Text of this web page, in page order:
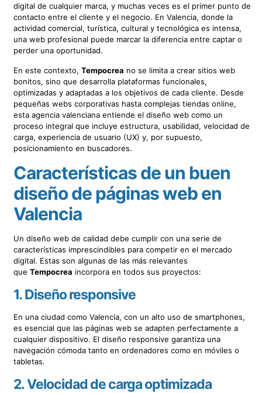
digital de cualquier marca, y muchas veces es el primer punto de
contacto entre el cliente y el negocio. En Valencia, donde la
actividad comercial, turística, cultural y tecnológica es intensa,
una web profesional puede marcar la diferencia entre captar o
perder una oportunidad.
En este contexto,Tempocrea no se limita a crear sitios web
bonitos, sino que desarrolla plataformas funcionales,
optimizadas y adaptadas a los objetivos de cada cliente. Desde
pequeñas webs corporativas hasta complejas tiendas online,
esta agencia valenciana entiende el diseño web como un
proceso integral que incluye estructura, usabilidad, velocidad de
carga, experiencia de usuario (UX) y, por supuesto,
posicionamiento en buscadores.
Características de un buen
diseño de páginas web en
Valencia
Un diseño web de calidad debe cumplir con una serie de
características imprescindibles para competir en el mercado
digital. Estas son algunas de las más relevantes
queTempocrea incorpora en todos sus proyectos:
1.Diseño responsive
En una ciudad como Valencia, con un alto uso de smartphones,
es esencial que las páginas web se adapten perfectamente a
cualquier dispositivo. El diseño responsive garantiza una
navegación cómoda tanto en ordenadores como en móviles o
tabletas.
2.Velocidad de carga optimizada